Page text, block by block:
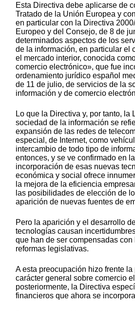
Esta Directiva debe aplicarse de
Tratado de la Unión Europea y
en particular con la Directiva
Europeo y del Consejo, de 8 de
determinados aspectos de los
de la información, en particular el
el mercado interior, conocida
comercio electrónico», que fue
ordenamiento jurídico español
de 11 de julio, de servicios de la
información y de comercio
Lo que la Directiva y, por tanto, la
sociedad de la información se
expansión de las redes de
especial, de Internet, como
intercambio de todo tipo de
entonces, y se ve confirmado en
incorporación de esas nuevas
económica y social ofrece
la mejora de la eficiencia
las posibilidades de elección de
aparición de nuevas fuentes de
Pero la aparición y el desarrollo
tecnologías causan
que han de ser compensadas
reformas legislativas.
A esta preocupación hizo frente
carácter general sobre comercio
posteriormente, la Directiva
financieros que ahora se